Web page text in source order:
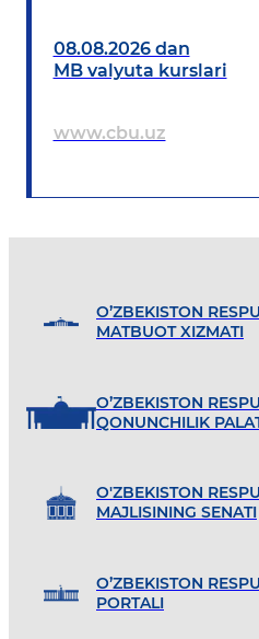
08.08.2026 dan
MB valyuta kurslari
www.cbu.uz
O’ZBEKISTON
MATBUOT XIZMATI
O’ZBEKISTON
QONUNCHILIK
O'ZBEKISTON
MAJLISINING SENATI
O’ZBEKISTON
PORTALI